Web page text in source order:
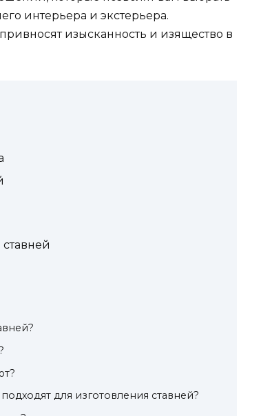
интерьера и экстерьера.
изысканность и изящество в
для изготовления ставней?